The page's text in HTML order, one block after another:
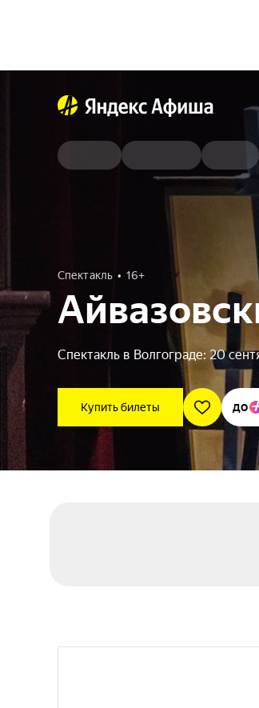
Спектакль 16+
Спектакль в Волгограде: 20
Купить билеты до